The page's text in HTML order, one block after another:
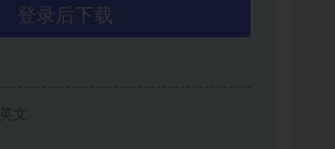
登录后下载
英文